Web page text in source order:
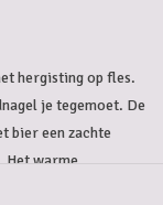
hergisting op fles.
je tegemoet. De
bier een zachte
Het warme